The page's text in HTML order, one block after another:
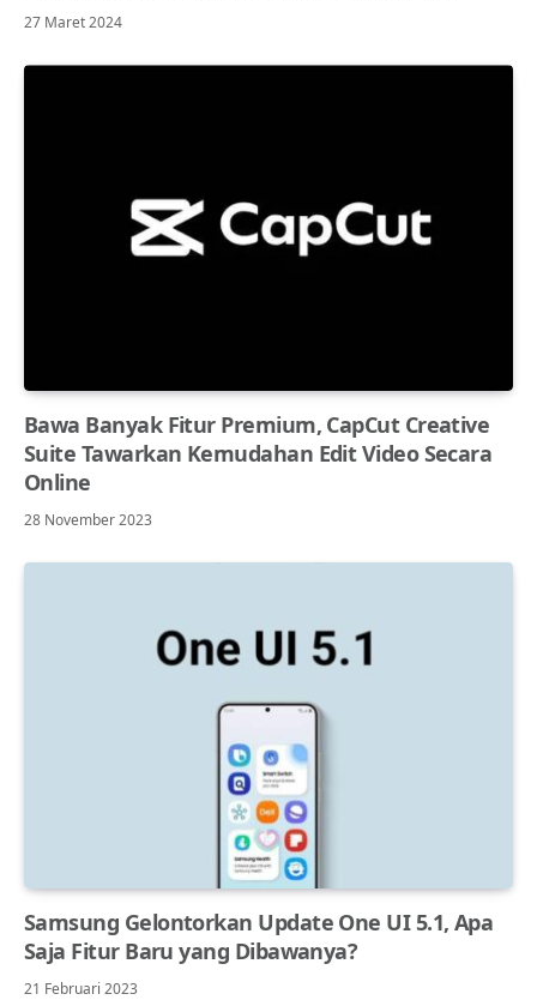
27 Maret 2024
Bawa Banyak Fitur Premium, CapCut Creative
Suite Tawarkan Kemudahan Edit Video Secara
Online
28 November 2023
Samsung Gelontorkan Update One UI 5.1, Apa
Saja Fitur Baru yang Dibawanya?
21 Februari 2023